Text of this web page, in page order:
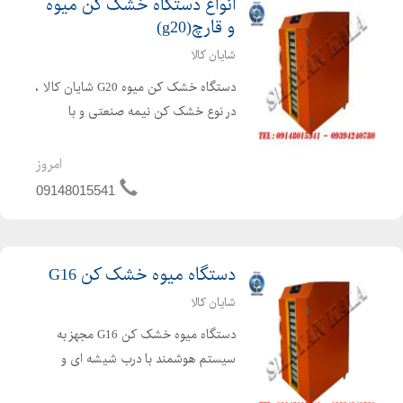
انواع دستگاه خشک کن میوه
و قارچ(g20)
شایان کالا
دستگاه خشک کن میوه G20 شایان کالا ،
در نوع خشک کن نیمه صنعتی و با
کوچک طراحی شده است . دستگاه میوه
خشک کن G20 مجهز به سیستم هوشمند
امروز
09148015541
دستگاه میوه خشک کن G16
شایان کالا
دستگاه میوه خشک کن G16 مجهز به
سیستم هوشمند با درب شیشه ای و